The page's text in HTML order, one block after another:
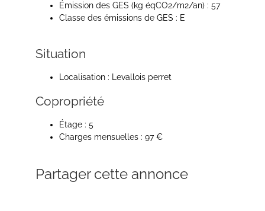
Émission des GES (kg éqCO2/m2/an) : 57
Classe des émissions de GES : E
Situation
Localisation : Levallois perret
Copropriété
Étage : 5
Charges mensuelles : 97 €
Partager cette annonce